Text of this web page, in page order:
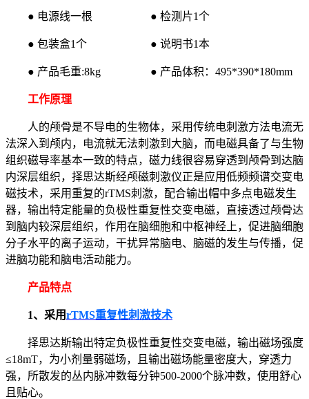
● 电源线一根 ● 检测片1个
● 包装盒1个 ● 说明书1本
● 产品毛重:8kg ● 产品体积：495*390*180mm
工作原理
人的颅骨是不导电的生物体，采用传统电刺激方法电流无
法深入到颅内，电流就无法刺激到大脑，而电磁具备了与生物
组织磁导率基本一致的特点，磁力线很容易穿透到颅骨到达脑
内深层组织，择思达斯经颅磁刺激仪正是应用低频频谱交变电
磁技术，采用重复的rTMS刺激，配合输出帽中多点电磁发生
器，输出特定能量的负极性重复性交变电磁，直接透过颅骨达
到脑内较深层组织，作用在脑细胞和中枢神经上，促进脑细胞
分子水平的离子运动，干扰异常脑电、脑磁的发生与传播，促
进脑功能和脑电活动能力。
产品特点
1、采用rTMS重复性刺激技术
择思达斯输出特定负极性重复性交变电磁，输出磁场强度
≤18mT，为小剂量弱磁场，且输出磁场能量密度大，穿透力
强，所散发的丛内脉冲数每分钟500-2000个脉冲数，使用舒心
且贴心。